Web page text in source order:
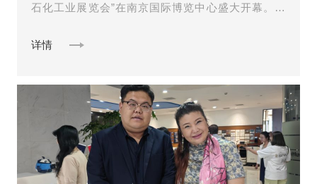
石化工业展览会”在南京国际博览中心盛大开幕。同
详情